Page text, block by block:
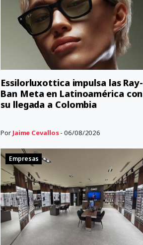
Essilorluxottica impulsa las Ray-
Ban Meta en Latinoamérica con
su llegada a Colombia
Por Jaime Cevallos- 06/08/2026
Empresas